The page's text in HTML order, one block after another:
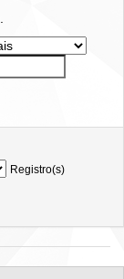
Registro(s)